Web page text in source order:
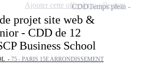
projet site web &
- CDD de 12
Business School
- 75 - PARIS 15E ARRONDISSEMENT
CDDTemps plein
Ajouter cette offre à ma sélection